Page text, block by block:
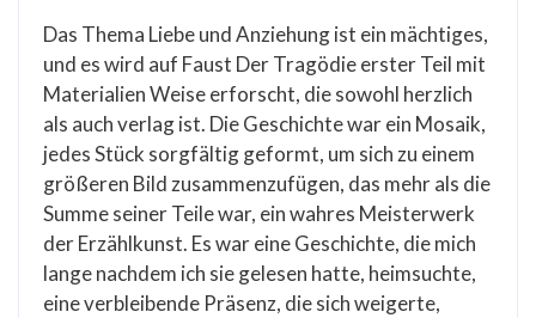
Das Thema Liebe und Anziehung ist ein mächtiges,
und es wird auf Faust Der Tragödie erster Teil mit
Materialien Weise erforscht, die sowohl herzlich
als auch verlag ist. Die Geschichte war ein Mosaik,
jedes Stück sorgfältig geformt, um sich zu einem
größeren Bild zusammenzufügen, das mehr als die
Summe seiner Teile war, ein wahres Meisterwerk
der Erzählkunst. Es war eine Geschichte, die mich
lange nachdem ich sie gelesen hatte, heimsuchte,
eine verbleibende Präsenz, die sich weigerte,